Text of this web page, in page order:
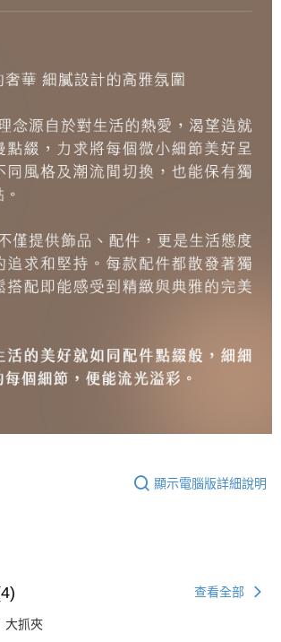
顯示電腦版詳細說明
查看全部
大抓夾